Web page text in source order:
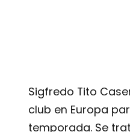
Sigfredo Tito
club en Europa
temporada. Se